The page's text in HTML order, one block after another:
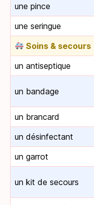
une pince
une seringue
Soins & secours
un antiseptique
un bandage
un brancard
un désinfectant
un garrot
un kit de secours